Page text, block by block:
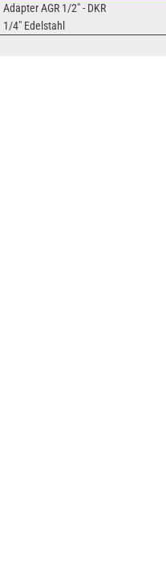
Adapter AGR 1/2" - DKR
1/4" Edelstahl